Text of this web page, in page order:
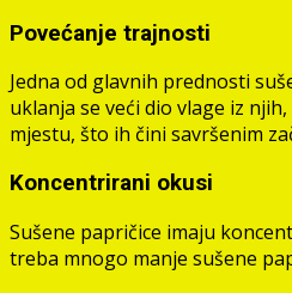
Povećanje trajnosti
Jedna od glavnih prednosti
uklanja se veći dio vlage iz
mjestu, što ih čini savršenim
Koncentrirani okusi
Sušene papričice imaju
treba mnogo manje sušene